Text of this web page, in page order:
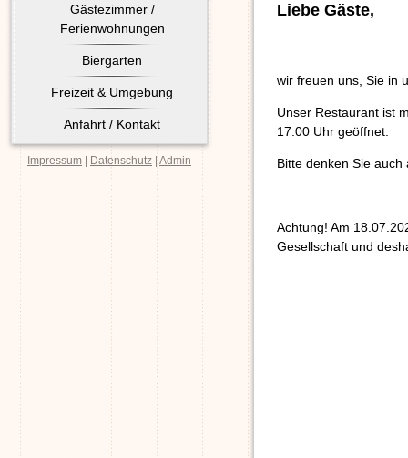
Gästezimmer /
Ferienwohnungen
Biergarten
Freizeit & Umgebung
Anfahrt / Kontakt
Impressum Datenschutz |Admin
Liebe Gäste,
wir freuen uns, Sie in
Unser Restaurant ist
17.00 Uhr geöffnet.
Bitte denken Sie
Achtung! Am
Gesellschaft und